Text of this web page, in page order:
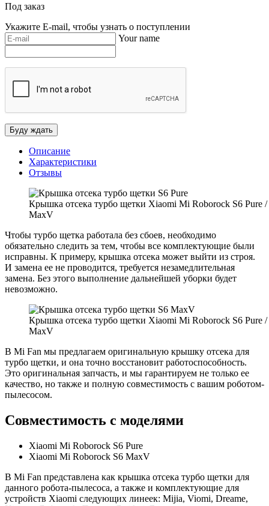
Под заказ
Укажите E-mail, чтобы узнать о поступлении
Your name
Описание
Характеристики
Отзывы
Крышка отсека турбо щетки Xiaomi Mi Roborock S6 Pure /
MaxV
Чтобы турбо щетка работала без сбоев, необходимо
обязательно следить за тем, чтобы все комплектующие были
исправны. К примеру, крышка отсека может выйти из строя.
И замена ее не проводится, требуется незамедлительная
замена. Без этого выполнение дальнейшей уборки будет
невозможно.
Крышка отсека турбо щетки Xiaomi Mi Roborock S6 Pure /
MaxV
В Mi Fan мы предлагаем оригинальную крышку отсека для
турбо щетки, и она точно восстановит работоспособность.
Это оригинальная запчасть, и мы гарантируем не только ее
качество, но также и полную совместимость с вашим роботом-
пылесосом.
Совместимость с моделями
Xiaomi Mi Roborock S6 Pure
Xiaomi Mi Roborock S6 MaxV
В Mi Fan представлена как крышка отсека турбо щетки для
данного робота-пылесоса, а также и комплектующие для
устройств Xiaomi следующих линеек: Mijia, Viomi, Dreame,